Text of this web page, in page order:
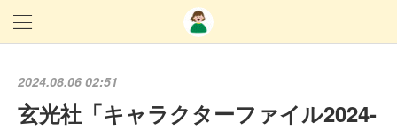
2024.08.06 02:51
玄光社「キャラクターファイル2024-